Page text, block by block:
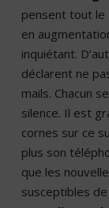
pensent tout le
en
inquiétant.
déclarent ne
mails. Chacun
silence. Il est
cornes sur ce
plus son
que les
susceptibles